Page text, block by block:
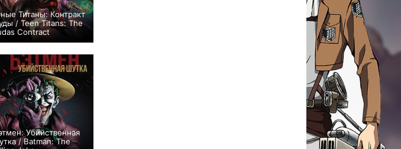
Титаны: Контракт
/ Teen Titans: The
Contract
+32
Убийственная
/ Batman: The